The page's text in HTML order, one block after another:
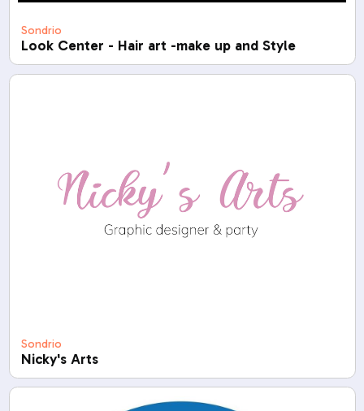
Sondrio
Look Center - Hair art -make up and Style
Sondrio
Nicky's Arts